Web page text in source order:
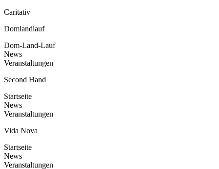
Caritativ
Domlandlauf
Dom-Land-Lauf
News
Veranstaltungen
Second Hand
Startseite
News
Veranstaltungen
Vida Nova
Startseite
News
Veranstaltungen